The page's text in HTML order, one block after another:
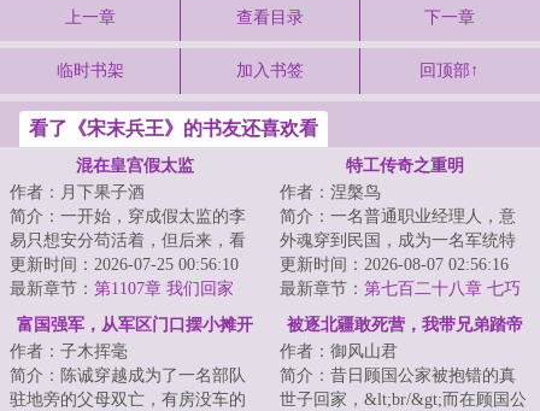
上一章 查看目录 下一章
临时书架 加入书签 回顶部↑
看了《宋末兵王》的书友还喜欢看
混在皇宫假太监
作者：月下果子酒
简介：一开始，穿成假太监的李
易只想安分苟活着，但后来，看
着高贵雍容的皇后，李易心思变
了。“江山你坐...
更新时间：2026-07-25 00:56:10
最新章节： 第1107章 我们回家
特工传奇之重明
作者：涅槃鸟
简介：一名普通职业经理人，意
外魂穿到民国，成为一名军统特
工，没有金手指，凭借前世的信
息，依靠自己的...
更新时间：2026-08-07 02:56:16
最新章节： 第七百二十八章 七巧
华容
富国强军，从军区门口摆小摊开
始
作者：子木挥毫
简介：陈诚穿越成为了一名部队
驻地旁的父母双亡，有房没车的
被逐北疆敢死营，我带兄弟踏帝
作者：御风山君
简介：昔日顾国公家被抱错的真
世子回家，&lt;br/&gt;而在顾国公